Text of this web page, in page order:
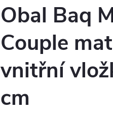
Obal Baq
Couple
vnitřní
cm